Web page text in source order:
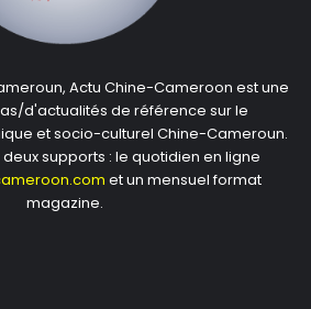
Actu Chine-Cameroon est une
d'actualités de référence sur le
et socio-culturel Chine-Cameroun.
supports : le quotidien en ligne
et un mensuel format
magazine.